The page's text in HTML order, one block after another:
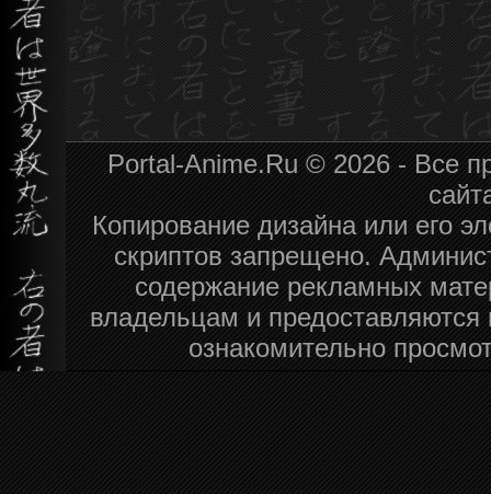
Portal-Anime.Ru © 2026 - Все
Копирование дизайна или его
скриптов запрещено.
содержание рекламных
владельцам и
ознакомительно